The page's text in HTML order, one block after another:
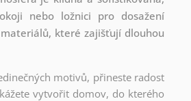
nebo ložnici pro dosažení
které zajišťují dlouhou
motivů, přineste radost
vytvořit domov, do kterého